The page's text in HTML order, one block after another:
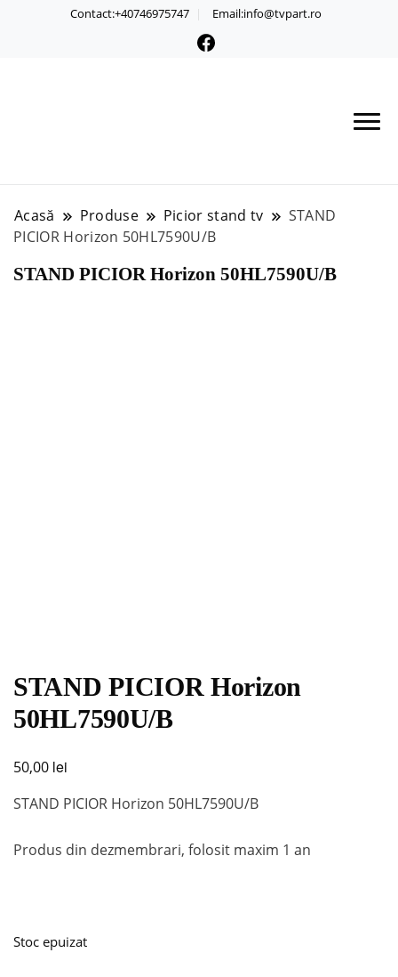
Contact:+40746975747 Email:info@tvpart.ro
Acasă Produse Picior stand tv
STAND
PICIOR Horizon 50HL7590U/B
STAND PICIOR Horizon 50HL7590U/B
STAND PICIOR Horizon
50HL7590U/B
50,00 lei
STAND PICIOR Horizon 50HL7590U/B
Produs din dezmembrari, folosit maxim 1 an
Stoc epuizat